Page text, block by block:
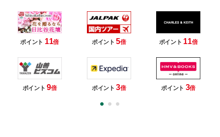
ポイント 11倍 ポイント5倍 ポイント 11倍
ポイント9倍 ポイント3倍 ポイント 3倍